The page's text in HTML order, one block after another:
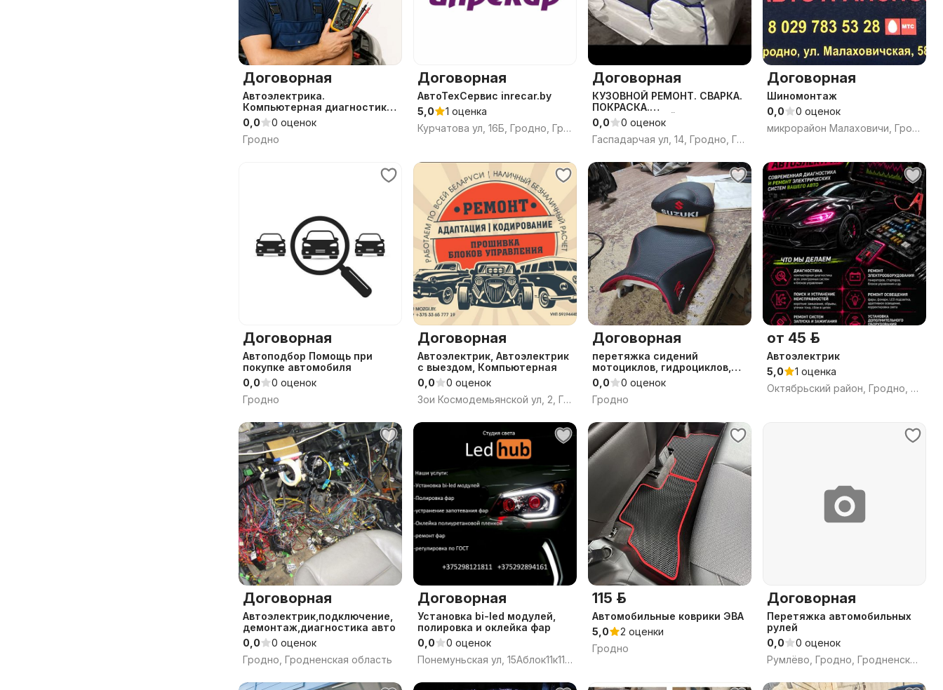
Договорная
Автоэлектрика.
Компьютерная диагностика.
Выезд
0,0
0 оценок
Гродно
Договорная
АвтоТехСервис inrecar.by
5,0
1 оценка
Курчатова ул, 16Б, Гродно, Гродненская область
Договорная
КУЗОВНОЙ РЕМОНТ. СВАРКА.
ПОКРАСКА.
АНТИКОРРОЗИЙНАЯ
0,0
0 оценок
Гаспадарчая ул, 14, Гродно, Гродненская область
Договорная
Шиномонтаж
0,0
0 оценок
микрорайон Малаховичи, Гродно, Гродненская область
Договорная
Автоподбор Помощь при
покупке автомобиля
0,0
0 оценок
Гродно
Договорная
Автоэлектрик, Автоэлектрик
с выездом, Компьютерная
0,0
0 оценок
Зои Космодемьянской ул, 2, Гродно, Гродненская область
Договорная
перетяжка сидений
мотоциклов, гидроциклов,
катеров
0,0
0 оценок
Гродно
от 45 р.
Автоэлектрик
5,0
1 оценка
Октябрьский район, Гродно, Гродненская область
Договорная
Автоэлектрик,подключение,
демонтаж,диагностика авто
0,0
0 оценок
Гродно, Гродненская область
Договорная
Установка bi-led модулей,
полировка и оклейка фар
0,0
0 оценок
Понемуньская ул, 15Аблок11к1111, Гродно, Гродненская область
115 р.
Автомобильные коврики ЭВА
5,0
2 оценки
Гродно
Договорная
Перетяжка автомобильных
рулей
0,0
0 оценок
Румлёво, Гродно, Гродненская область